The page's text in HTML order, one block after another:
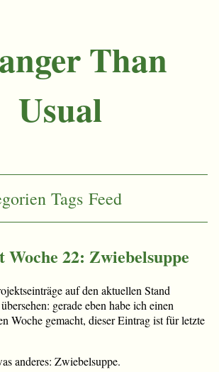
Than
Usual
Tags Feed
22: Zwiebelsuppe
auf den aktuellen Stand
gerade eben habe ich einen
Woche gemacht, dieser Eintrag ist für letzte
anderes: Zwiebelsuppe.